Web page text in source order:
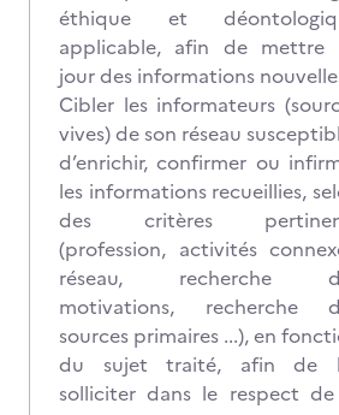
éthique et
applicable, afin de mettre
jour des informations
Cibler les informateurs
vives) de son réseau
d’enrichir, confirmer ou
les informations recueillies,
des critères
(profession, activités
réseau, recherche
motivations, recherche
sources primaires ...), en
du sujet traité, afin de
solliciter dans le respect